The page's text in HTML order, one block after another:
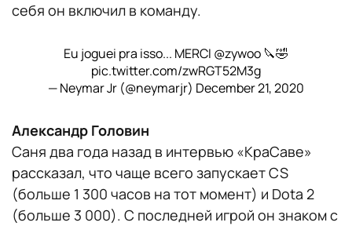
себя он включил в команду.
Eu joguei pra isso... MERCI @zywoo 🔪🤣
pic.twitter.com/zwRGT52M3g
— Neymar Jr (@neymarjr) December 21, 2020
Александр Головин
Саня два года назад в интервью «КраСаве»
рассказал, что чаще всего запускает CS
(больше 1 300 часов на тот момент) и Dota 2
(больше 3 000). С последней игрой он знаком с